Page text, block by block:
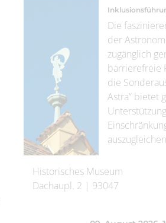
Die
der
zugänglich
barrierefreie
die
Astra“ bietet
Historisches Museum
Dachaupl. 2 | 93047